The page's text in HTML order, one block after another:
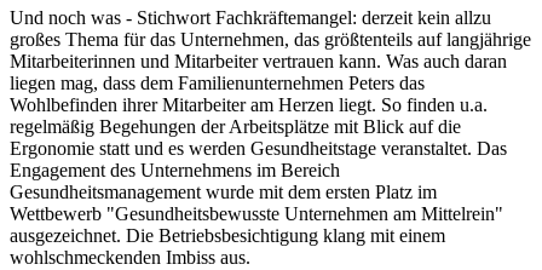
Und noch was - Stichwort Fachkräftemangel: derzeit kein allzu
großes Thema für das Unternehmen, das größtenteils auf langjährige
Mitarbeiterinnen und Mitarbeiter vertrauen kann. Was auch daran
liegen mag, dass dem Familienunternehmen Peters das
Wohlbefinden ihrer Mitarbeiter am Herzen liegt. So finden u.a.
regelmäßig Begehungen der Arbeitsplätze mit Blick auf die
Ergonomie statt und es werden Gesundheitstage veranstaltet. Das
Engagement des Unternehmens im Bereich
Gesundheitsmanagement wurde mit dem ersten Platz im
Wettbewerb "Gesundheitsbewusste Unternehmen am Mittelrein"
ausgezeichnet. Die Betriebsbesichtigung klang mit einem
wohlschmeckenden Imbiss aus.